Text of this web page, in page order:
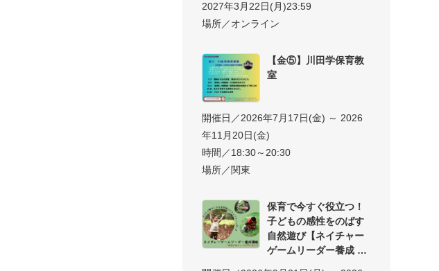
2027年3月22日(月)23:59
場所／オンライン
【金⑤】川田学保育教
室
開催日／2026年7月17日(金) ～ 2026
年11月20日(金)
時間／18:30～20:30
場所／関東
保育で今すぐ役立つ！
子どもの感性をのばす
自然遊び【ネイチャー
ゲームリーダー養成